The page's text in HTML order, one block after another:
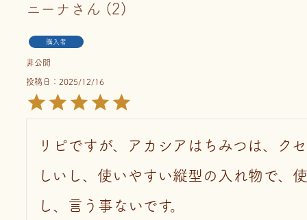
ニーナ 2
購入者
非公開
投稿日 2025/12/16
リピですが、アカシアはちみつは、ク
しいし、使いやすい縦型の入れ物で、
し、言う事ないです。